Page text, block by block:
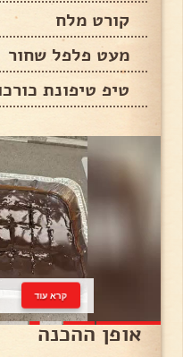
קורט מלח
מעט פלפל שחור
טיפ טיפונת
קרא עוד
אופן ההכנה